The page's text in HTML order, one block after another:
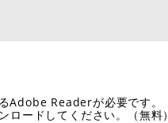
Adobe Readerが必要です。
ードしてください。（無料）